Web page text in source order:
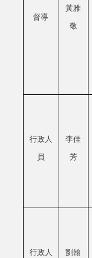
督導
黃雅
敬
行政人
員
李佳
芳
行政人
劉翰